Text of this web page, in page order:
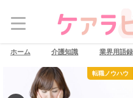
ホーム 介護知識 業界用語録
転職ノウハウ